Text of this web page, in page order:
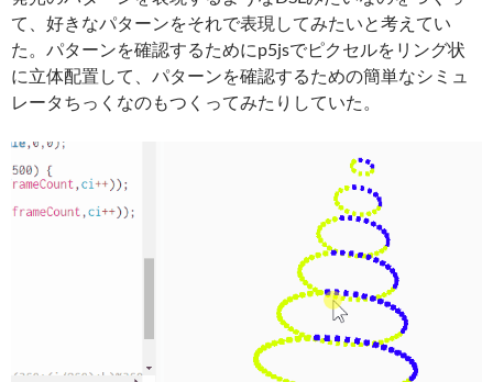
て、好きなパターンをそれで表現してみたいと考えてい
た。パターンを確認するためにp5jsでピクセルをリング状
に立体配置して、パターンを確認するための簡単なシミュ
レータちっくなのもつくってみたりしていた。